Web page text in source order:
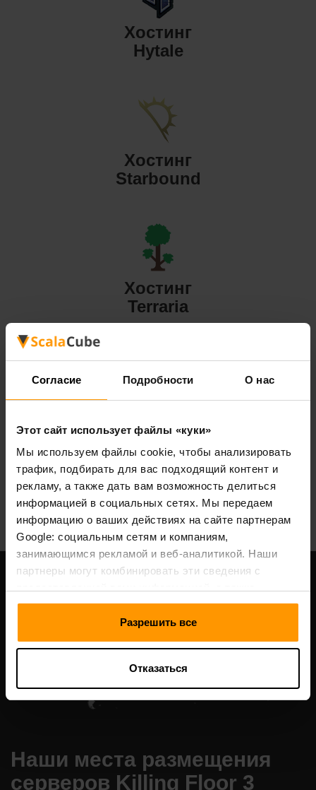
Согласие Подробности О нас
Этот сайт использует файлы «куки»
Мы используем файлы cookie, чтобы анализировать
трафик, подбирать для вас подходящий контент и
рекламу, а также дать вам возможность делиться
информацией в социальных сетях. Мы передаем
информацию о ваших действиях на сайте партнерам
Google: социальным сетям и компаниям,
занимающимся рекламой и веб-аналитикой. Наши
партнеры могут комбинировать эти сведения с
данными, которые они получили при использовании
Разрешить все
Отказаться
Хостинг
Hytale
Хостинг
Starbound
Хостинг
Terraria
Valheim
All Games
Наши места размещения
серверов Killing Floor 3